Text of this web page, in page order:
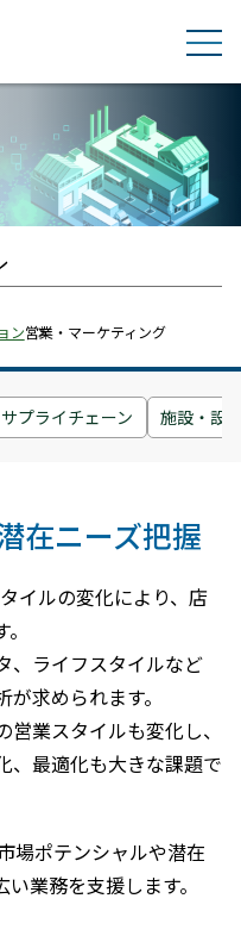
サプライチェーン 施設・設
ン営業・マーケティング
在ニーズ把握
イルの変化により、店
、ライフスタイルなど
求められます。
業スタイルも変化し、
、最適化も大きな課題で
場ポテンシャルや潜在
業務を支援します。